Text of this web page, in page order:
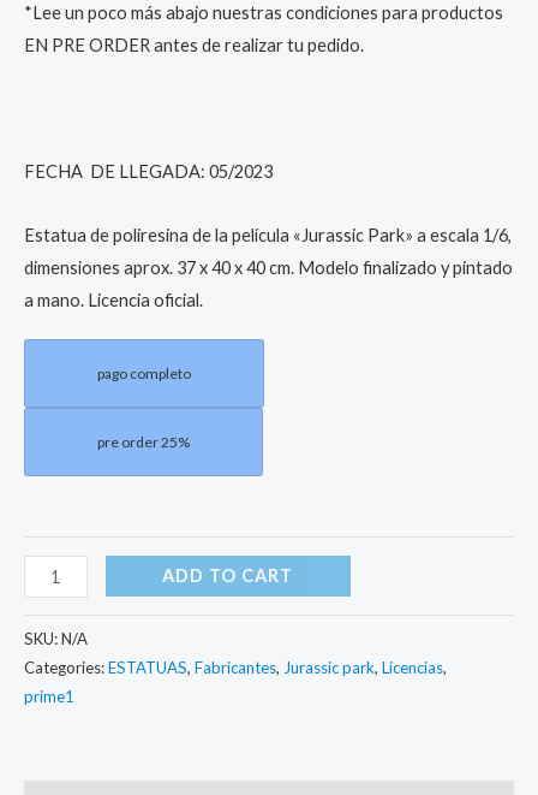
*Lee un poco más abajo nuestras condiciones para productos
EN PRE ORDER antes de realizar tu pedido.
FECHA DE LLEGADA: 05/2023
Estatua de poliresina de la película «Jurassic Park» a escala 1/6,
dimensiones aprox. 37 x 40 x 40 cm. Modelo finalizado y pintado
a mano. Licencia oficial.
pago completo
pre order 25%
ADD TO CART
SKU:N/A
Categories:ESTATUAS, Fabricantes, Jurassic park, Licencias,
prime1